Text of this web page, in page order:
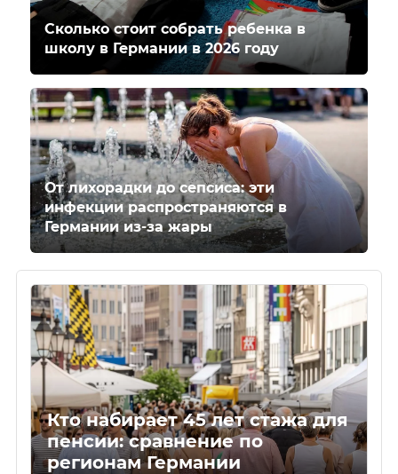
Сколько стоит собрать ребенка в
школу в Германии в 2026 году
От лихорадки до сепсиса: эти
инфекции распространяются в
Германии из-за жары
Кто набирает 45 лет стажа для
пенсии: сравнение по
регионам Германии